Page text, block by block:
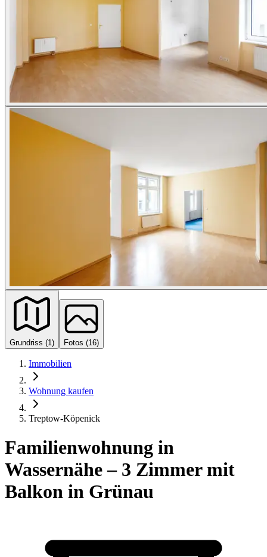
Grundriss (1) Fotos (16)
Immobilien
Wohnung kaufen
Treptow-Köpenick
Familienwohnung in
Wassernähe – 3 Zimmer mit
Balkon in Grünau